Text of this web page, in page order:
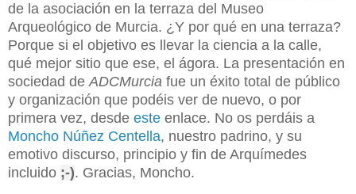
de la asociación en la terraza del Museo
Arqueológico de Murcia. ¿Y por qué en una terraza?
Porque si el objetivo es llevar la ciencia a la calle,
qué mejor sitio que ese, el ágora. La presentación en
sociedad deADCMurcia fue un éxito total de público
y organización que podéis ver de nuevo, o por
primera vez, desde este enlace. No os perdáis a
Moncho Núñez Centella, nuestro padrino, y su
emotivo discurso, principio y fin de Arquímedes
incluido ;-). Gracias, Moncho.